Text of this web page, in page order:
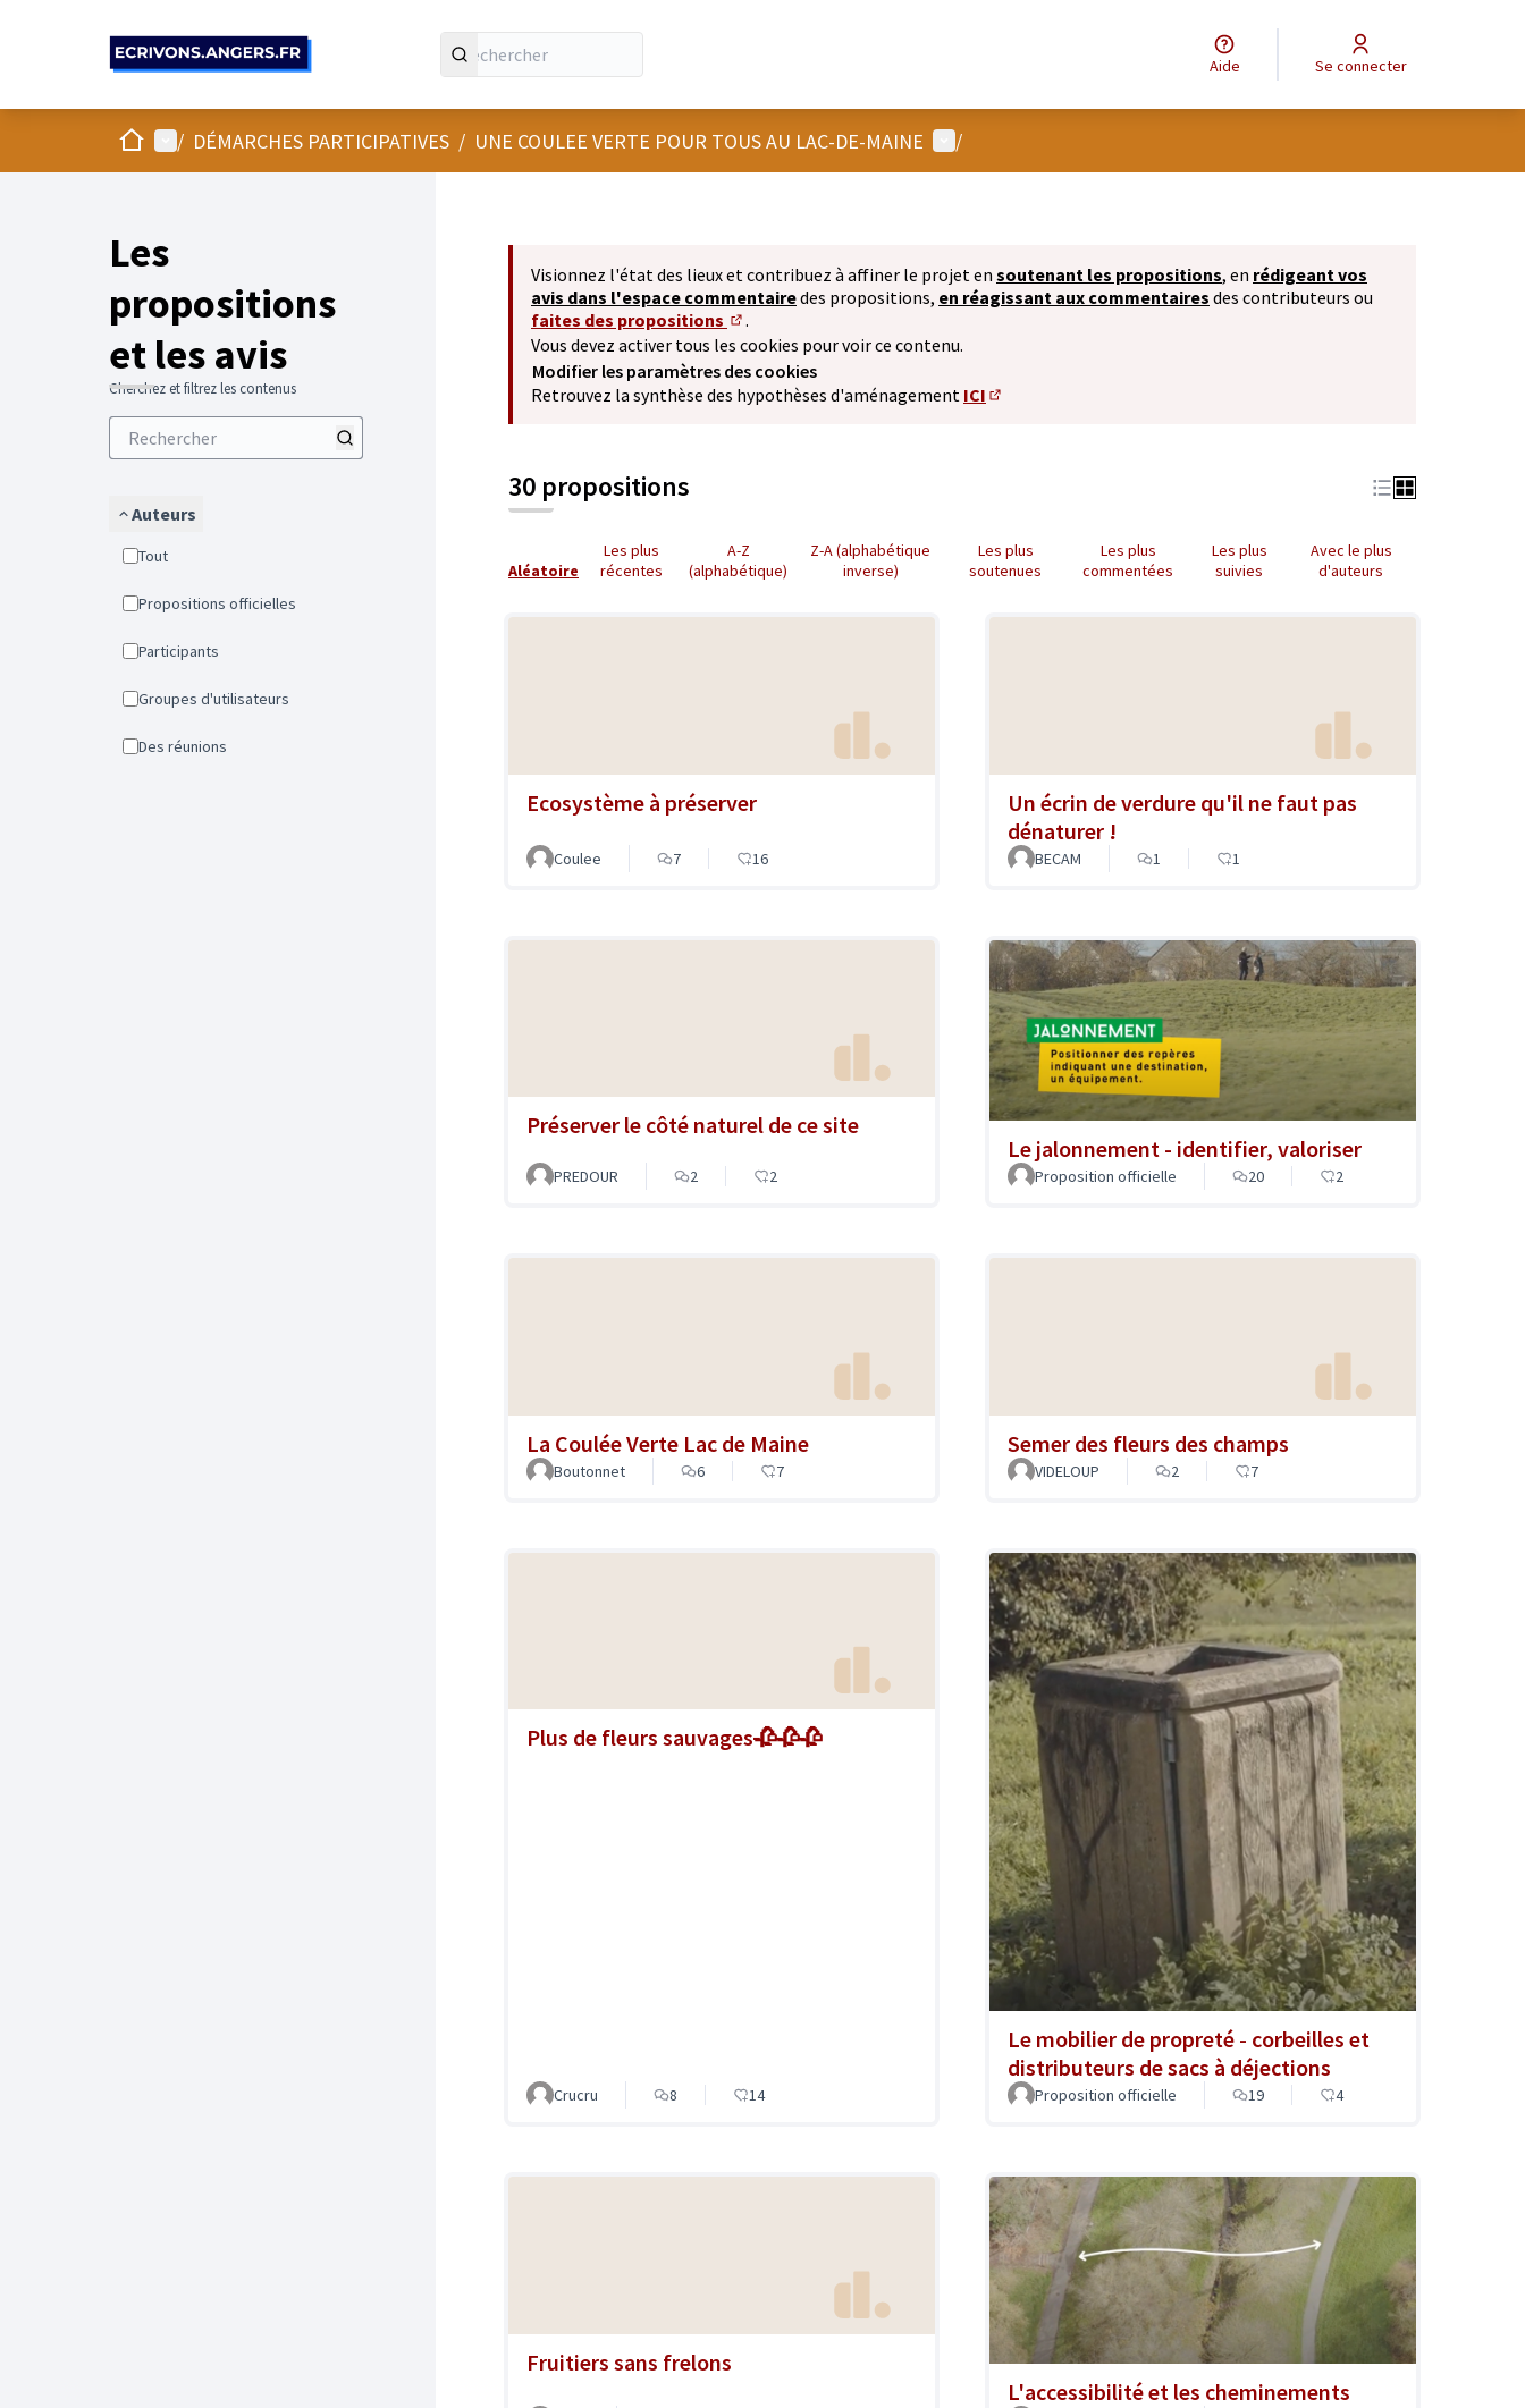
Aide Se connecter
AccueilMenu principal
/ DÉMARCHES PARTICIPATIVES / UNE COULEE VERTE POUR TOUS AU LAC-DE-MAINE Menu utilisateur
/
Les
propositions
et les avis
Cherchez et filtrez les contenus
Auteurs
Tout
Propositions officielles
Participants
Groupes d'utilisateurs
Des réunions
Visionnez l'état des lieux et contribuez à affiner le projet en soutenant les propositions, en rédigeant vos
avis dans l'espace commentairedes propositions, en réagissant aux commentaires des contributeurs ou
faites des propositions
(S'ouvre dans un nouvel onglet)
.
Vous devez activer tous les cookies pour voir ce contenu.
Modifier les paramètres des cookies
Retrouvez la synthèse des hypothèses d'aménagement ICI
30 propositions
Aléatoire
Les plus
récentes
A-Z
(alphabétique)
Z-A (alphabétique
inverse)
Les plus
soutenues
Les plus
commentées
Les plus
suivies
Avec le plus
d'auteurs
Ecosystème à préserver
Coulee 7 16
Un écrin de verdure qu'il ne faut pas
dénaturer !
BECAM 1 1
Préserver le côté naturel de ce site
PREDOUR 2 2
Le jalonnement - identifier, valoriser
Proposition officielle 20 2
La Coulée Verte Lac de Maine
Boutonnet 6 7
Semer des fleurs des champs
VIDELOUP 2 7
Plus de fleurs sauvages🥀🥀🥀
Crucru 8 14
Le mobilier de propreté - corbeilles et
distributeurs de sacs à déjections
Proposition officielle 19 4
Fruitiers sans frelons
L'accessibilité et les cheminements